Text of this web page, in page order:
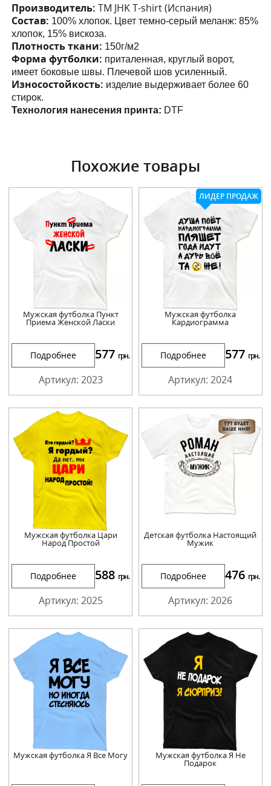
Производитель:ТМ JHK T-shirt (Испания)
Состав: 100% хлопок. Цвет темно-серый меланж: 85%
хлопок, 15% вискоза.
Плотность ткани: 150г/м2
Форма футболки: приталенная, круглый ворот,
имеет боковые швы. Плечевой шов усиленный.
Износостойкость: изделие выдерживает более 60
стирок.
Технология нанесения принта: DTF
Похожие товары
Мужская футболка Пункт
Приема Женской Ласки
Подробнее 577 грн.
Артикул: 2023
ЛИДЕР ПРОДАЖ
Мужская футболка
Кардиограмма
Подробнее 577 грн.
Артикул: 2024
Мужская футболка Цари
Народ Простой
Подробнее 588 грн.
Артикул: 2025
Детская футболка Настоящий
Мужик
Подробнее 476 грн.
Артикул: 2026
Мужская футболка Я Все Могу Мужская футболка Я Не
Подарок